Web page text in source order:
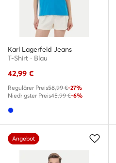
Karl Lagerfeld Jeans
T-Shirt · Blau
42,99 €
Regulärer Preis58,99 €-27%
Niedrigster Preis45,99 €-6%
Angebot